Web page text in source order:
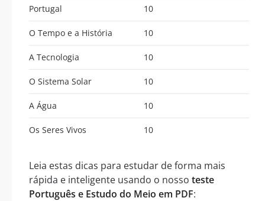
Portugal 10
O Tempo e a História 10
A Tecnologia 10
O Sistema Solar 10
A Água 10
Os Seres Vivos 10
Leia estas dicas para estudar de forma mais
rápida e inteligente usando o nosso teste
Português e Estudo do Meio em PDF: